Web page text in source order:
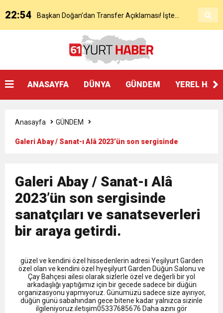
KAP’a Bildirdi
22:54 Başkan Doğan’dan Transfer Açıklaması! İşte
Mohamed Salah’ın Trabzon’da İlk Sözleri!
Bildirdi
20:05 Trabzonspor Muhammed Salah Transferini
9:50 MGD’DEN ANITKABİR’E ANLAMLI ZİYARET
22:58 Trabzonspor, Salah Transferinin Maliyetini
ANASAYFA DÜNYA GÜNDEM YEREL
Anasayfa GÜNDEM
Galeri Abay / Sanat-ı Alâ 2023’ün son sergisinde
Galeri Abay / Sanat-ı Alâ
2023’ün son sergisinde
sanatçıları ve sanatseverleri
bir araya getirdi.
güzel ve kendini özel hissedenlerin adresi Yeşilyurt Garden
özel olan ve kendini özel hyeşilyurt Garden Düğün Salonu ve
Çay Bahçesi ailesi olarak sizlerle özel ve değerli bir yol
arkadaşlığı yaptığımız için bir gecede sadece bir düğün
organizasyonu yapmıyoruz. Günümüzü sadece size ayırıyor,
düğün günü sabahından gece bitene kadar yalnızca sizinle
ilgileniyoruz.ıletışim05337685676 Daha azını gör